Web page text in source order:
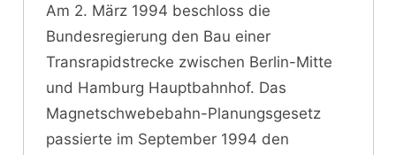
Am 2. März 1994 beschloss die
Bundesregierung den Bau einer
Transrapidstrecke zwischen Berlin-Mitte
und Hamburg Hauptbahnhof. Das
Magnetschwebebahn-Planungsgesetz
passierte im September 1994 den